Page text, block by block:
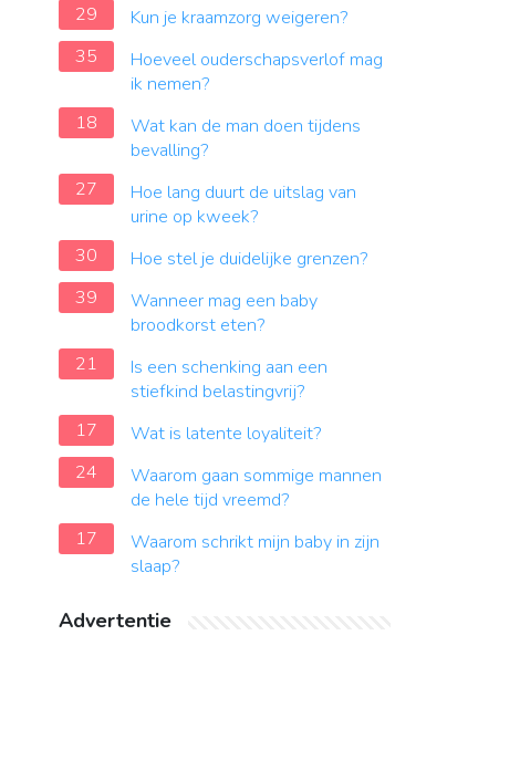
29
Kun je kraamzorg weigeren?
35
Hoeveel ouderschapsverlof mag
ik nemen?
18
Wat kan de man doen tijdens
bevalling?
27
Hoe lang duurt de uitslag van
urine op kweek?
30
Hoe stel je duidelijke grenzen?
39
Wanneer mag een baby
broodkorst eten?
21
Is een schenking aan een
stiefkind belastingvrij?
17
Wat is latente loyaliteit?
24
Waarom gaan sommige mannen
de hele tijd vreemd?
17
Waarom schrikt mijn baby in zijn
slaap?
Advertentie